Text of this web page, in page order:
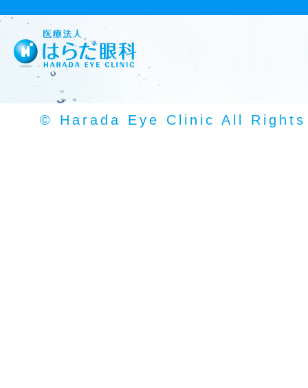
© Harada Eye Clinic All